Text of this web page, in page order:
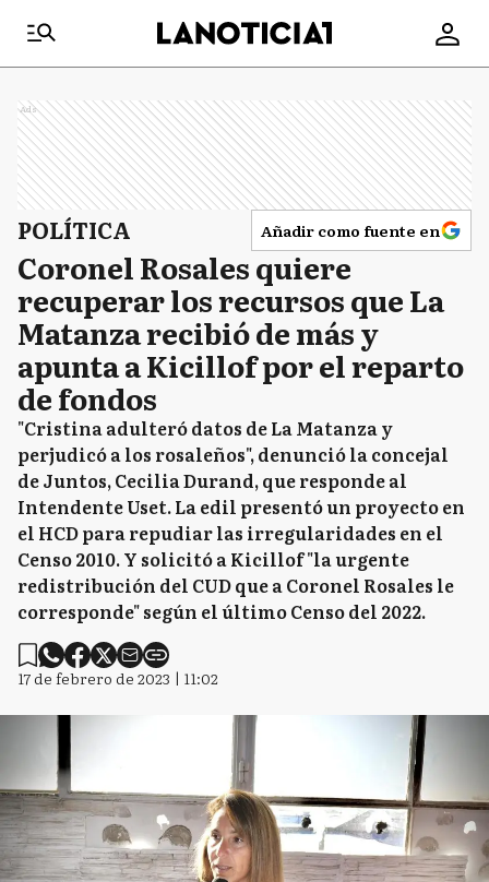
Ads
POLÍTICA Añadir como fuente en
Coronel Rosales quiere
recuperar los recursos que La
Matanza recibió de más y
apunta a Kicillof por el reparto
de fondos
"Cristina adulteró datos de La Matanza y
perjudicó a los rosaleños", denunció la concejal
de Juntos, Cecilia Durand, que responde al
Intendente Uset. La edil presentó un proyecto en
el HCD para repudiar las irregularidades en el
Censo 2010. Y solicitó a Kicillof "la urgente
redistribución del CUD que a Coronel Rosales le
corresponde" según el último Censo del 2022.
17 de febrero de 2023 | 11:02